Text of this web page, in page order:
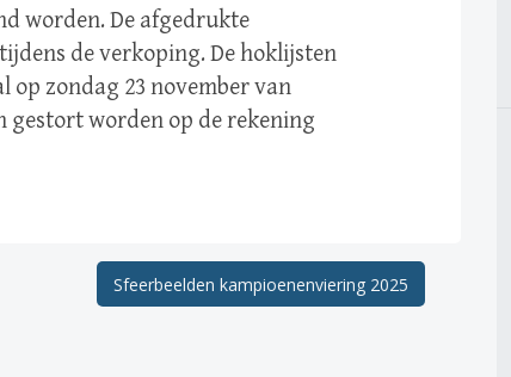
worden. De afgedrukte
de verkoping. De hoklijsten
zondag 23 november van
gestort worden op de rekening
Sfeerbeelden kampioenenviering 2025